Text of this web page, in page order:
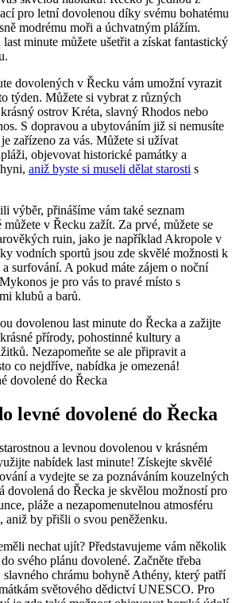
pro letní dovolenou díky svému bohatému
modrému moři a úchvatným plážím.
minute můžete ušetřit a získat fantastický
dovolených v Řecku vám umožní vyrazit
týden. Můžete si vybrat z různých
ostrov Kréta, slavný Rhodos nebo
S dopravou a ubytováním již si nemusíte
zařízeno za vás. Můžete si užívat
objevovat historické památky a
aniž byste si museli dělat starosti s
výběr, přinášíme vám také seznam
v Řecku zažít. Za prvé, můžete se
ruin, jako je například Akropole v
vodních sportů jsou zde skvělé možnosti k
surfování. A pokud máte zájem o noční
je pro vás to pravé místo s
klubů a barů.
dovolenou last minute do Řecka a zažijte
přírody, pohostinné kultury a
Nezapomeňte se ale připravit a
co nejdříve, nabídka je omezená!
levné dovolené do Řecka
a levnou dovolenou v krásném
nabídek last minute! Získejte skvělé
a vydejte se za poznáváním kouzelných
dovolená do Řecka je skvělou možností pro
pláže a nezapomenutelnou atmosféru
aniž by přišli o svou peněženku.
nechat ujít? Představujeme vám několik
svého plánu dovolené. Začněte třeba
slavného chrámu bohyně Athény, který patří
světového dědictví UNESCO. Pro